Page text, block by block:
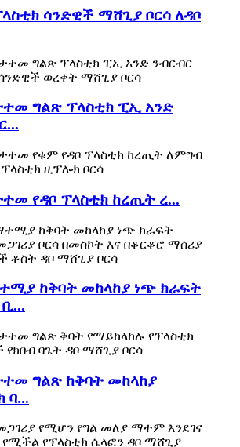
ሳንድዊች ማሸጊያ ቦርሳ ለዳቦ
ግልጽ ፕላስቲክ ፒኢ አንድ
የዳቦ ፕላስቲክ ከረጢት ረ...
ከቅባት መከላከያ ነጭ ክራፍት
ግልጽ ከቅባት መከላከያ
ባ...